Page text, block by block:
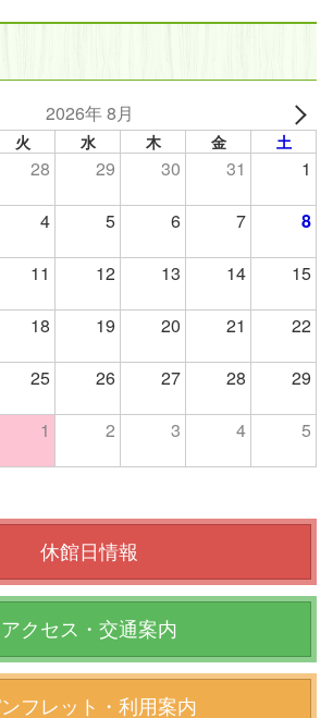
2026年 8月
火 水 木 金 土
28 29 30 31 1
4 5 6 7 8
11 12 13 14 15
18 19 20 21 22
25 26 27 28 29
1 2 3 4 5
休館日情報
アクセス・交通案内
フレット・利用案内